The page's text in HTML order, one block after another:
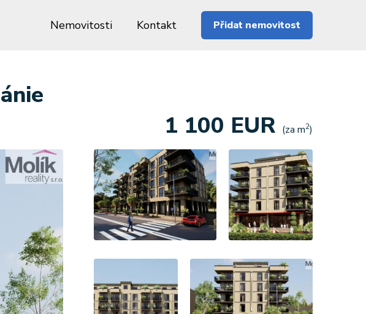
Nemovitosti Kontakt Přidat nemovitost
1 100 EUR (za m2)